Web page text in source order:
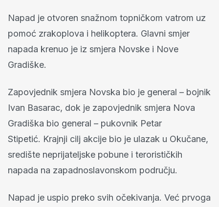
Napad je otvoren snažnom topničkom vatrom uz
pomoć zrakoplova i helikoptera. Glavni smjer
napada krenuo je iz smjera Novske i Nove
Gradiške.
Zapovjednik smjera Novska bio je general – bojnik
Ivan Basarac, dok je zapovjednik smjera Nova
Gradiška bio general – pukovnik Petar
Stipetić. Krajnji cilj akcije bio je ulazak u Okučane,
središte neprijateljske pobune i terorističkih
napada na zapadnoslavonskom području.
Napad je uspio preko svih očekivanja. Već prvoga